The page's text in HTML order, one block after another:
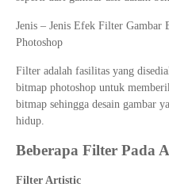
Jenis – Jenis Efek Filter Gambar
Photoshop
Filter adalah fasilitas yang
bitmap photoshop untuk
bitmap sehingga desain gambar
hidup.
Beberapa Filter Pada
Filter Artistic